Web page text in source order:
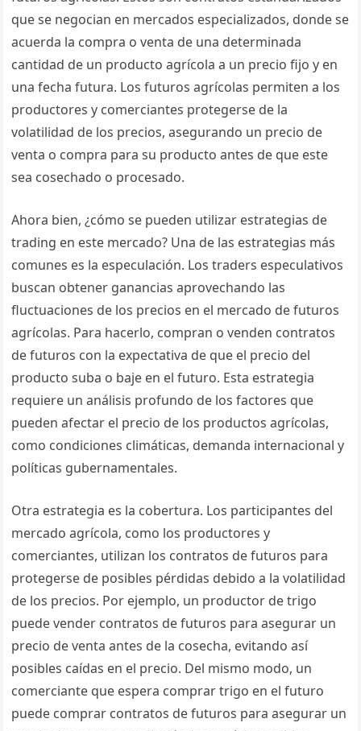
que se negocian en mercados especializados, donde se
acuerda la compra o venta de una determinada
cantidad de un producto agrícola a un precio fijo y en
una fecha futura. Los futuros agrícolas permiten a los
productores y comerciantes protegerse de la
volatilidad de los precios, asegurando un precio de
venta o compra para su producto antes de que este
sea cosechado o procesado.
Ahora bien, ¿cómo se pueden utilizar estrategias de
trading en este mercado? Una de las estrategias más
comunes es la especulación. Los traders especulativos
buscan obtener ganancias aprovechando las
fluctuaciones de los precios en el mercado de futuros
agrícolas. Para hacerlo, compran o venden contratos
de futuros con la expectativa de que el precio del
producto suba o baje en el futuro. Esta estrategia
requiere un análisis profundo de los factores que
pueden afectar el precio de los productos agrícolas,
como condiciones climáticas, demanda internacional y
políticas gubernamentales.
Otra estrategia es la cobertura. Los participantes del
mercado agrícola, como los productores y
comerciantes, utilizan los contratos de futuros para
protegerse de posibles pérdidas debido a la volatilidad
de los precios. Por ejemplo, un productor de trigo
puede vender contratos de futuros para asegurar un
precio de venta antes de la cosecha, evitando así
posibles caídas en el precio. Del mismo modo, un
comerciante que espera comprar trigo en el futuro
puede comprar contratos de futuros para asegurar un